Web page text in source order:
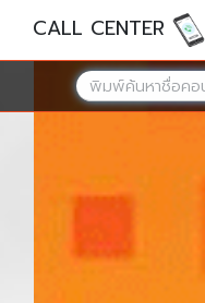
CALL CENTER